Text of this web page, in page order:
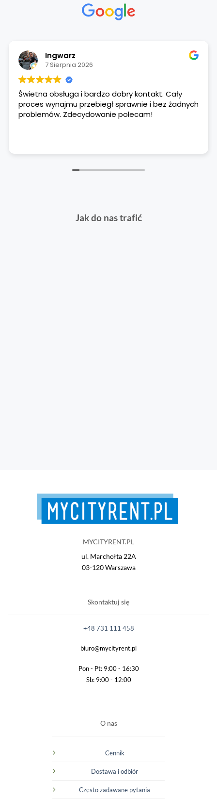
Ingwarz
7 Sierpnia 2026
Świetna obsługa i bardzo dobry kontakt. Cały
proces wynajmu przebiegł sprawnie i bez żadnych
problemów. Zdecydowanie polecam!
Jak do nas trafić
MYCITYRENT.PL
ul. Marchołta 22A
03-120 Warszawa
O nas
Cennik
Dostawa i odbiór
Często zadawane pytania
Skontaktuj się
+48 731 111 458
biuro@mycityrent.pl
Pon - Pt: 9:00 - 16:30
Sb: 9:00 - 12:00